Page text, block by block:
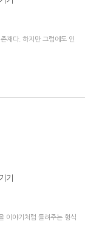
재다. 하지만 그럼에도 인
기
이야기처럼 들려주는 형식